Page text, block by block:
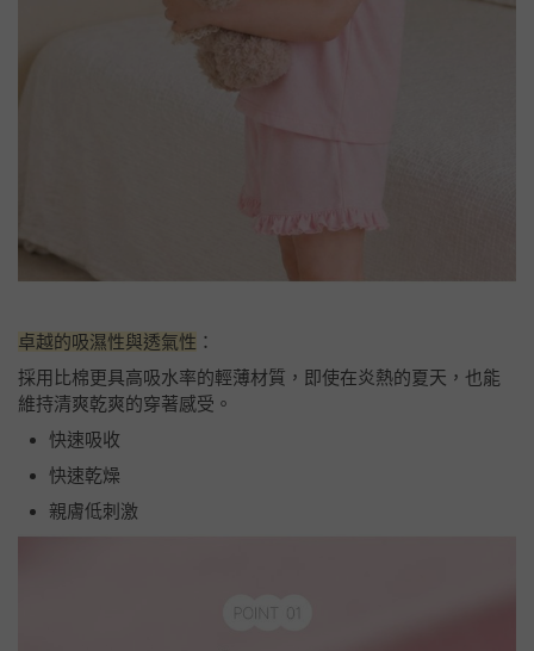
卓越的吸濕性與透氣性 ：
採用比棉更具高吸水率的輕薄材質，即使在炎熱的夏天，也能
維持清爽乾爽的穿著感受。
快速吸收
快速乾燥
親膚低刺激